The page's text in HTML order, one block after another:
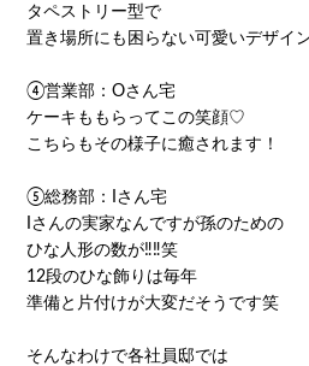
タペストリー型で
置き場所にも困らない可愛いデザイ
④営業部：Oさん宅
ケーキももらってこの笑顔♡
こちらもその様子に癒されます！
⑤総務部：Iさん宅
Iさんの実家なんですが孫のための
ひな人形の数が‼️‼️笑
12段のひな飾りは毎年
準備と片付けが大変だそうです笑
そんなわけで各社員邸では